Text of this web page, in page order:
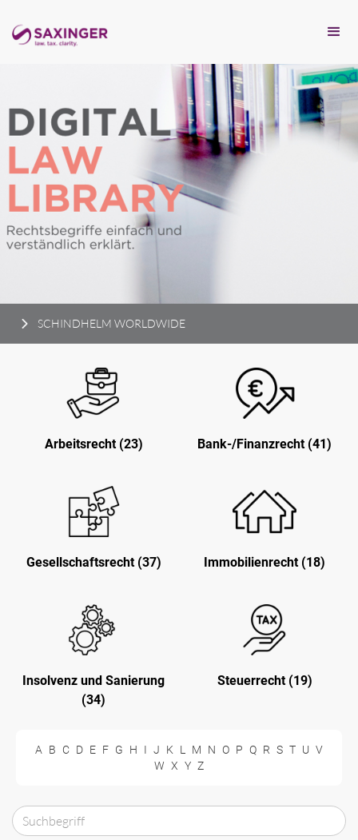
SCHINDHELM WORLDWIDE
Arbeitsrecht (23) Bank-/Finanzrecht (41)
Gesellschaftsrecht (37) Immobilienrecht (18)
Insolvenz und Sanierung
(34)
Steuerrecht (19)
A B C D E F G H I J K L M N O P Q R S T U V
W X Y Z